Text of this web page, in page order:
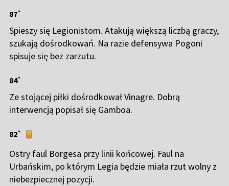
87`
Spieszy się Legionistom. Atakują większą liczbą graczy,
szukają dośrodkowań. Na razie defensywa Pogoni
spisuje się bez zarzutu.
84`
Ze stojącej piłki dośrodkował Vinagre. Dobrą
interwencją popisał się Gamboa.
82`
Ostry faul Borgesa przy linii końcowej. Faul na
Urbańskim, po którym Legia będzie miała rzut wolny z
niebezpiecznej pozycji.